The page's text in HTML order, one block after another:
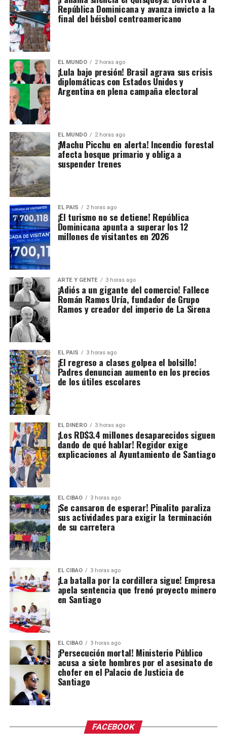
República Dominicana y avanza invicto a la
final del béisbol centroamericano
EL MUNDO 2 horas ago
¡Lula bajo presión! Brasil agrava sus crisis
diplomáticas con Estados Unidos y
Argentina en plena campaña electoral
EL MUNDO 2 horas ago
¡Machu Picchu en alerta! Incendio forestal
afecta bosque primario y obliga a
suspender trenes
EL PAIS 2 horas ago
¡El turismo no se detiene! República
Dominicana apunta a superar los 12
millones de visitantes en 2026
ARTE Y GENTE 3 horas ago
¡Adiós a un gigante del comercio! Fallece
Román Ramos Uría, fundador de Grupo
Ramos y creador del imperio de La Sirena
EL PAIS 3 horas ago
¡El regreso a clases golpea el bolsillo!
Padres denuncian aumento en los precios
de los útiles escolares
EL DINERO 3 horas ago
¡Los RD$3.4 millones desaparecidos siguen
dando de qué hablar! Regidor exige
explicaciones al Ayuntamiento de Santiago
EL CIBAO 3 horas ago
¡Se cansaron de esperar! Pinalito paraliza
sus actividades para exigir la terminación
de su carretera
EL CIBAO 3 horas ago
¡La batalla por la cordillera sigue! Empresa
apela sentencia que frenó proyecto minero
en Santiago
EL CIBAO 3 horas ago
¡Persecución mortal! Ministerio Público
acusa a siete hombres por el asesinato de
chofer en el Palacio de Justicia de
Santiago
FACEBOOK